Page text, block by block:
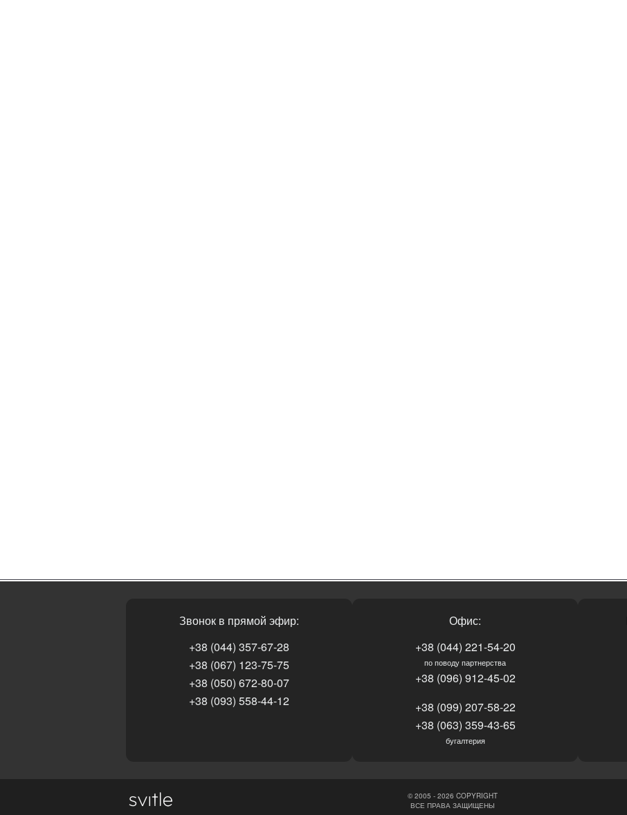
Звонок в прямой эфир:
+38 (044) 357-67-28
+38 (067) 123-75-75
+38 (050) 672-80-07
+38 (093) 558-44-12
Офис:
+38 (044) 221-54-20
по поводу партнерства
+38 (096) 912-45-02
+38 (099) 207-58-22
+38 (063) 359-43-65
бугалтерия
© 2005 - 2026 COPYRIGHT
ВСЕ ПРАВА ЗАЩИЩЕНЫ